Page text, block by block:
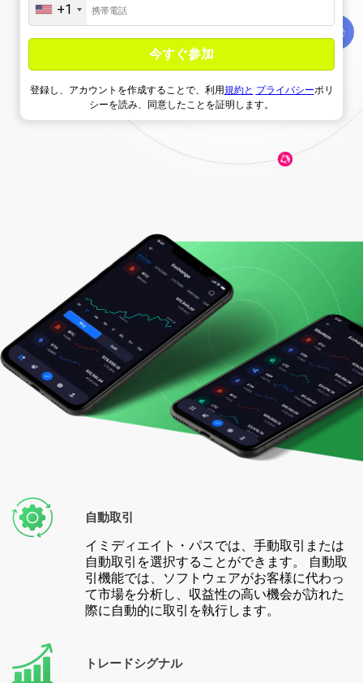
United
States
+1
登録し、アカウントを作成することで、利用規約と プライバシーポリ
シーを読み、同意したことを証明します。
自動取引
イミディエイト・パスでは、手動取引または
自動取引を選択することができます。 自動取
引機能では、ソフトウェアがお客様に代わっ
て市場を分析し、収益性の高い機会が訪れた
際に自動的に取引を執行します。
トレードシグナル